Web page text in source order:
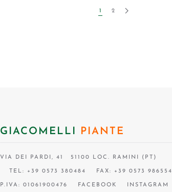
1 2
GIACOMELLI PIANTE
VIA DEI PARDI, 41 51100 LOC. RAMINI (PT)
TEL: +39 0573 380484 FAX: +39 0573 986554
P.IVA: 01061900476 FACEBOOK INSTAGRAM